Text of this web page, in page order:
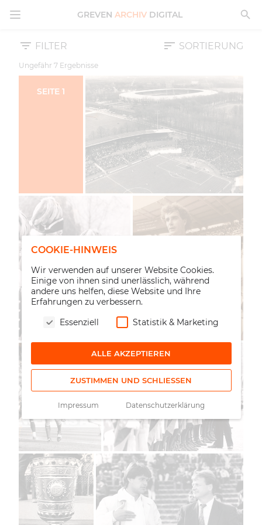
MENÜ ÖFFNEN GREVEN ARCHIVDIGITAL
FILTER SORTIERUNG
Ungefähr 7 Ergebnisse
SEITE1
COOKIE-HINWEIS
Wir verwenden auf unserer Website Cookies.
Einige von ihnen sind unerlässlich, während
andere uns helfen, diese Website und Ihre
Erfahrungen zu verbessern.
Essenziell
Statistik & Marketing
ALLE AKZEPTIEREN
ZUSTIMMEN UND SCHLIESSEN
Impressum Datenschutzerklärung